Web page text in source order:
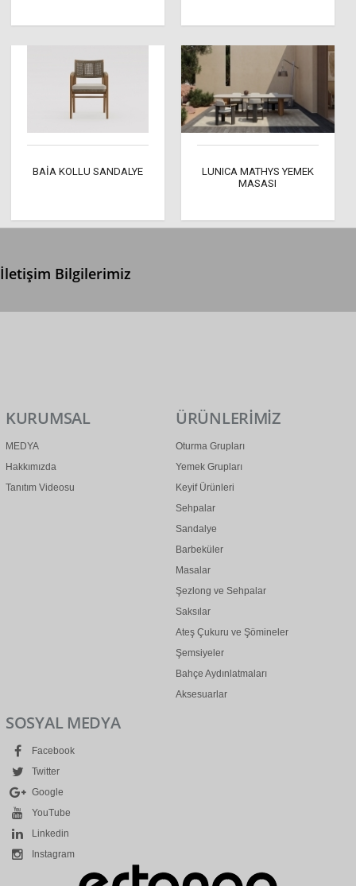
BAİA KOLLU SANDALYE
LUNICA MATHYS YEMEK
MASASI
İletişim Bilgilerimiz
KURUMSAL
MEDYA
Hakkımızda
Tanıtım Videosu
ÜRÜNLERİMİZ
Oturma Grupları
Yemek Grupları
Keyif Ürünleri
Sehpalar
Sandalye
Barbeküler
Masalar
Şezlong ve Sehpalar
Saksılar
Ateş Çukuru ve Şömineler
Şemsiyeler
Bahçe Aydınlatmaları
Aksesuarlar
SOSYAL MEDYA
Facebook
Twitter
Google
YouTube
Linkedin
Instagram